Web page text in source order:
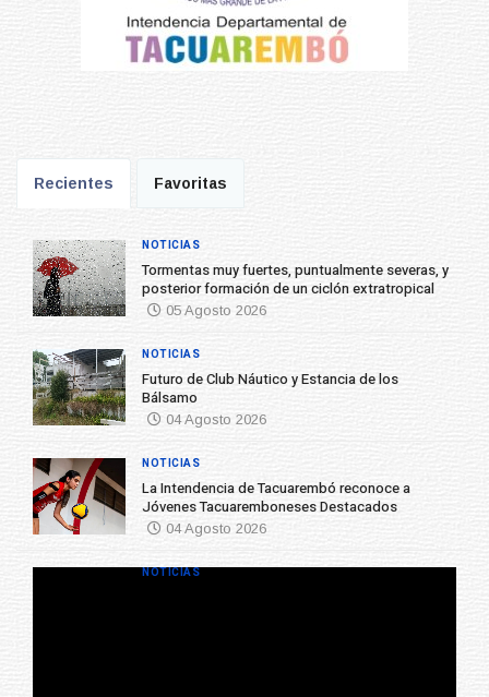
Recientes Favoritas
Tormentas muy fuertes, puntualmente severas, y
posterior formación de un ciclón extratropical
05 Agosto 2026
NOTICIAS
Futuro de Club Náutico y Estancia de los
Bálsamo
04 Agosto 2026
NOTICIAS
La Intendencia de Tacuarembó reconoce a
Jóvenes Tacuaremboneses Destacados
04 Agosto 2026
NOTICIAS
NOTICIAS